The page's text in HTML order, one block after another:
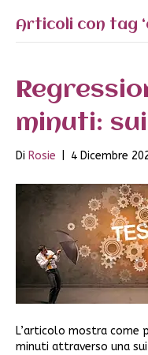
Articoli con tag
minuti:
Di Rosie 4 Dicembre
L’articolo mostra come
minuti attraverso una